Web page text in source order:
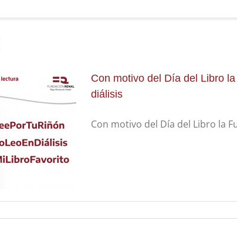
Con motivo del Día del Libro
diálisis
Con motivo del Día del Libro la